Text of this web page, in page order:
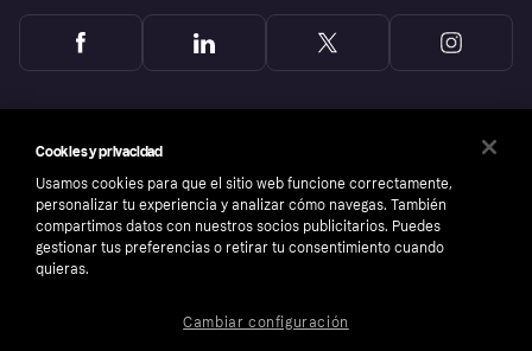
Cookies y privacidad
Usamos cookies para que el sitio web funcione correctamente,
personalizar tu experiencia y analizar cómo navegas. También
compartimos datos con nuestros socios publicitarios. Puedes
gestionar tus preferencias o retirar tu consentimiento cuando
quieras.
Cambiar configuración